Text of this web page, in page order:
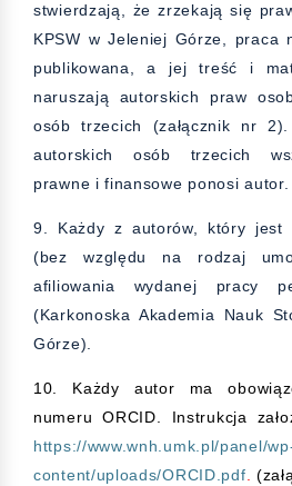
stwierdzają, że zrzekają się
KPSW w Jeleniej Górze, praca
publikowana, a jej treść i
naruszają autorskich praw
osób trzecich (załącznik nr
autorskich osób trzecich
prawne i finansowe ponosi autor.
9. Każdy z autorów, który jest
(bez względu na rodzaj
afiliowania wydanej pracy
(Karkonoska Akademia Nauk
Górze).
10. Każdy autor ma
numeru ORCID. Instrukcja
https://www.wnh.umk.pl/panel/
content/uploads/ORCID.pdf.